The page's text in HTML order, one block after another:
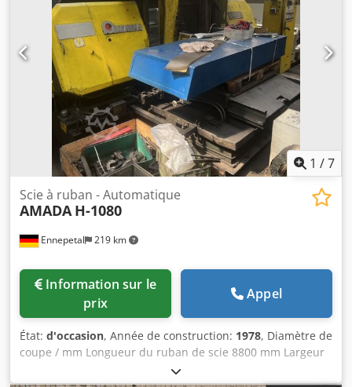
1 /7
Ennepetal 219 km
Scie à ruban - Automatique
AMADA H-1080
prix
Appel
État: d'occasion, Année de construction: 1978, Diamètre de
coupe / mm Longueur du ruban de scie 8800 mm Largeur
de coupe / mm Puissance totale requise / kW Poids de la